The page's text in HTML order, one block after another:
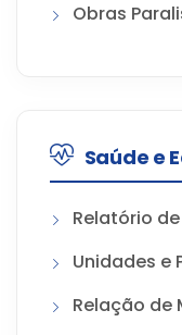
Obras
Saúde e
Relatório
Unidades e
Relação de